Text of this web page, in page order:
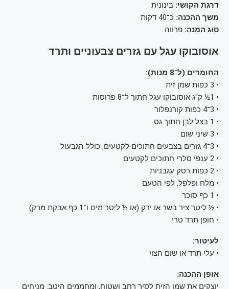
דרגת הקושי: בינונית
משך ההכנה: כ־40 דקות
סוג המנה: פרווה
אוסובוקו עגל עם גזרים צבעוניים ותרד
החומרים (ל־8 מנות):
• 3 כפות שמן זית
• 1½ ק"ג אוסובוקו עגל חתוך ל־8 פרוסות
• 3־4 כפות קורנפלור
• 1 בצל לבן חתוך גס
• 3 שיני שום
• 3־4 גזרים בצבעים חתוכים לקטעים, כולל הגבעול
• 2 ענפי סלרי חתוכים לקטעים
• 2 כפות רסק עגבניות
• מלח ופלפל, לפי הטעם
• 1 כף סוכר
• ½ ליטר ציר בשר או ירק (או ½ ליטר מים ו־1 כף אבקת מרק)
• חופן תרד טרי
לעיטור:
• עלי תרד או שום חצוי
אופן ההכנה:
יוצקים את שמן הזית לסיר רחב ושטוח, ומחממים היטב. מניחים